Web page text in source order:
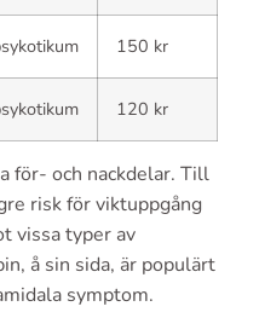
150 kr
120 kr
för- och nackdelar. Till
risk för viktuppgång
vissa typer av
å sin sida, är populärt
symptom.